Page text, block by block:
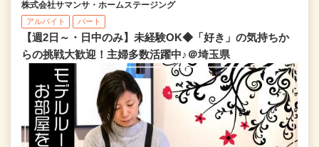
株式会社サマンサ・ホームステージング
アルバイト パート
【週2日～・日中のみ】未経験OK◆「好き」の気持ちか
らの挑戦大歓迎！主婦多数活躍中♪＠埼玉県